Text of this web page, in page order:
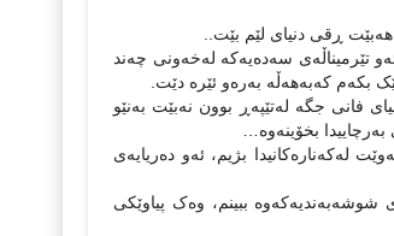
ڕقی دنیای لێم بێت..
تێرمیناڵەی سەدەیەکە لەخەونی چەند
بکەم کەبەهەڵە بەرەو ئێرە دێت.
فانی جگە لەتێپەڕ بوون نەبێت بەنێو
بخۆینەوە…
لەکەنارەکانیدا بژیم، ئەو دەریایەی
شوشەبەندیەکەوە ببینم، وەک پیاوێکی